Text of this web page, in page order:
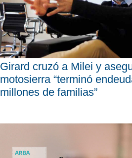
Girard cruzó a Milei y
motosierra “terminó
millones de familias”